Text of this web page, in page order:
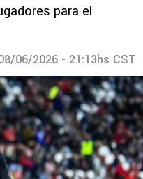
para el
06/2026 - 21:13hs CST